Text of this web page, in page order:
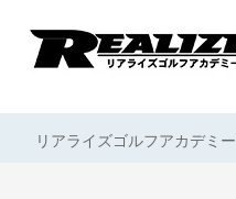
リアライズゴルフアカデミー